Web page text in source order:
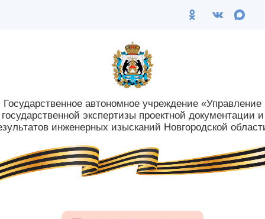
Государственное автономное учреждение «Управление
государственной экспертизы проектной документации и
инженерных изысканий Новгородской